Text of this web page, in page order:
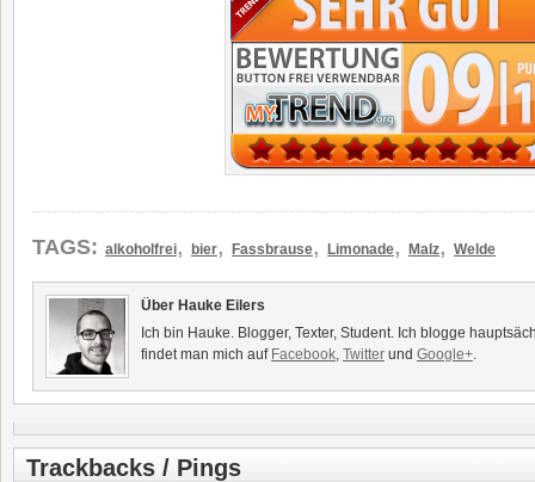
TAGS: alkoholfrei, bier, Fassbrause, Limonade, Malz, Welde
Über Hauke Eilers
Ich bin Hauke. Blogger, Texter, Student. Ich blogge
findet man mich auf Facebook, Twitter und Google+.
Trackbacks / Pings